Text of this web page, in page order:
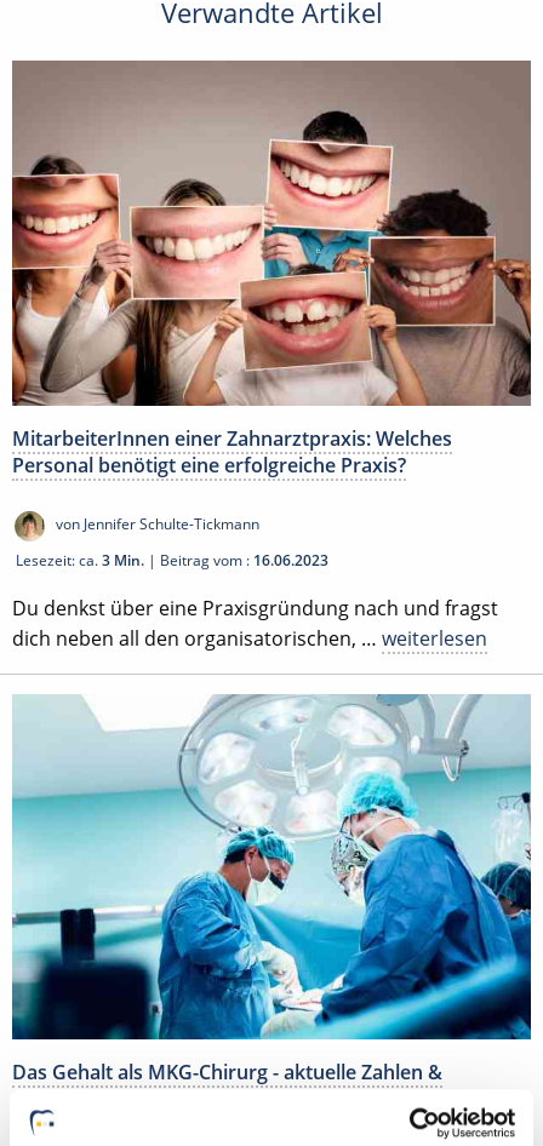
Verwandte Artikel
MitarbeiterInnen einer Zahnarztpraxis: Welches
Personal benötigt eine erfolgreiche Praxis?
von Jennifer Schulte-Tickmann
Lesezeit: ca.3 Min. | Beitrag vom : 16.06.2023
Du denkst über eine Praxisgründung nach und fragst
dich neben all den organisatorischen, … weiterlesen
Das Gehalt als MKG-Chirurg - aktuelle Zahlen &